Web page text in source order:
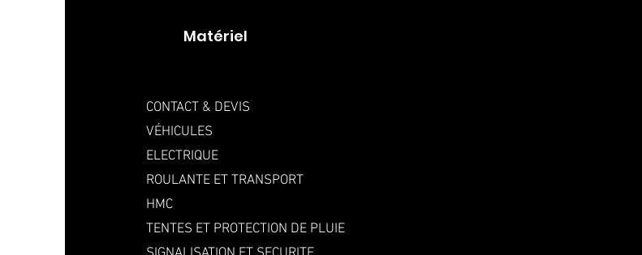
Matériel
CONTACT & DEVIS
VÉHICULES
ELECTRIQUE
ROULANTE ET TRANSPORT
HMC
TENTES ET PROTECTION DE PLUIE